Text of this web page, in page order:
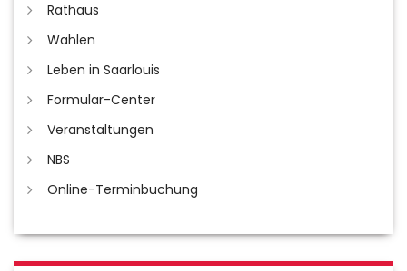
Rathaus
Wahlen
Leben in Saarlouis
Formular-Center
Veranstaltungen
NBS
Online-Terminbuchung